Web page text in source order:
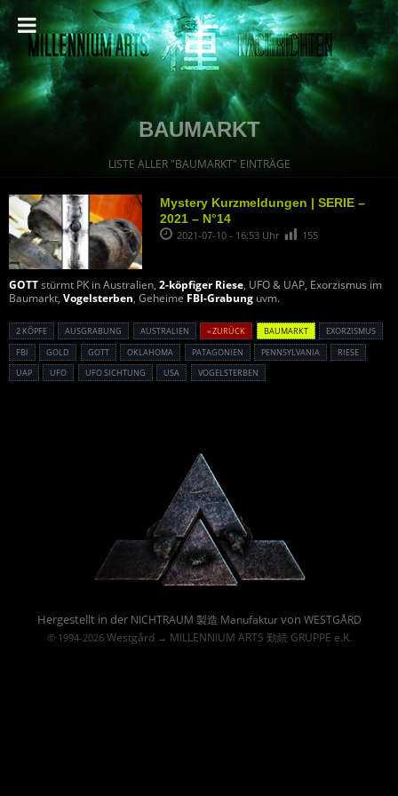
BAUMARKT
LISTE ALLER "BAUMARKT" EINTRÄGE
Mystery Kurzmeldungen | SERIE –
2021 – N°14
2021-07-10 - 16:53 Uhr 155
GOTTstürmt PK in Australien, 2-köpfiger Riese, UFO & UAP, Exorzismus im
Baumarkt, Vogelsterben, Geheime FBI-Grabung uvm.
2 KÖPFE AUSGRABUNG AUSTRALIEN « ZURÜCK BAUMARKT
EXORZISMUS
FBI
GOLD GOTT OKLAHOMA PATAGONIEN PENNSYLVANIA
RIESE
UAP
UFO UFO SICHTUNG USA VOGELSTERBEN
Hergestellt in der NICHTRAUM 製造 Manufakturvon WESTGÅRD
© 1994-2026 Westgård→ MILLENNIUM ARTS 勤続 GRUPPE e.K.
Powered By :